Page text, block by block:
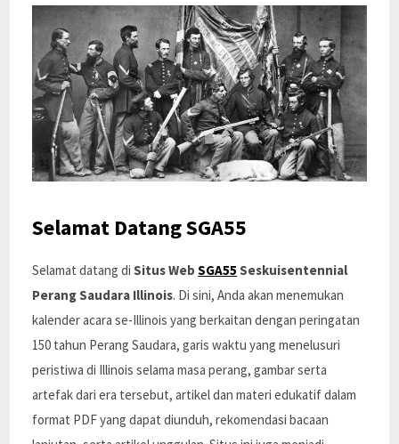
Selamat Datang SGA55
Selamat datang diSitus WebSGA55 Seskuisentennial
Perang Saudara Illinois. Di sini, Anda akan menemukan
kalender acara se-Illinois yang berkaitan dengan peringatan
150 tahun Perang Saudara, garis waktu yang menelusuri
peristiwa di Illinois selama masa perang, gambar serta
artefak dari era tersebut, artikel dan materi edukatif dalam
format PDF yang dapat diunduh, rekomendasi bacaan